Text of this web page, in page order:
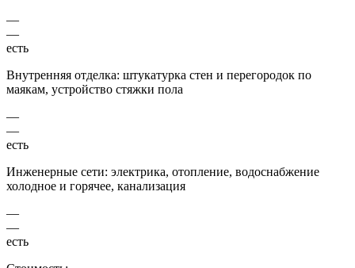
—
—
есть
Внутренняя отделка: штукатурка стен и перегородок по
маякам, устройство стяжки пола
—
—
есть
Инженерные сети: электрика, отопление, водоснабжение
холодное и горячее, канализация
—
—
есть